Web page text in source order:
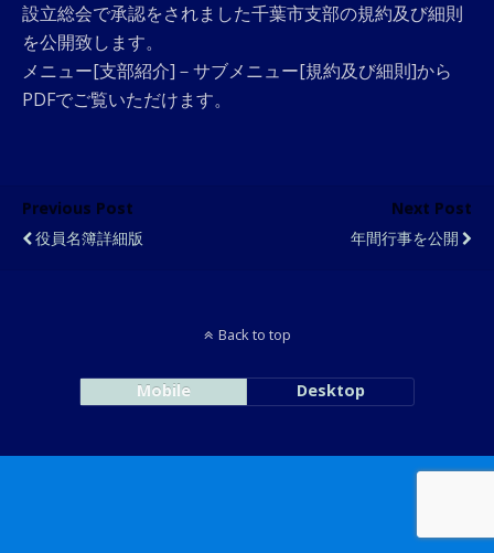
設立総会で承認をされました千葉市支部の規約及び細則
を公開致します。
メニュー[支部紹介]－サブメニュー[規約及び細則]から
PDFでご覧いただけます。
Previous Post
役員名簿詳細版
Next Post
年間行事を公開
Back to top
Mobile Desktop